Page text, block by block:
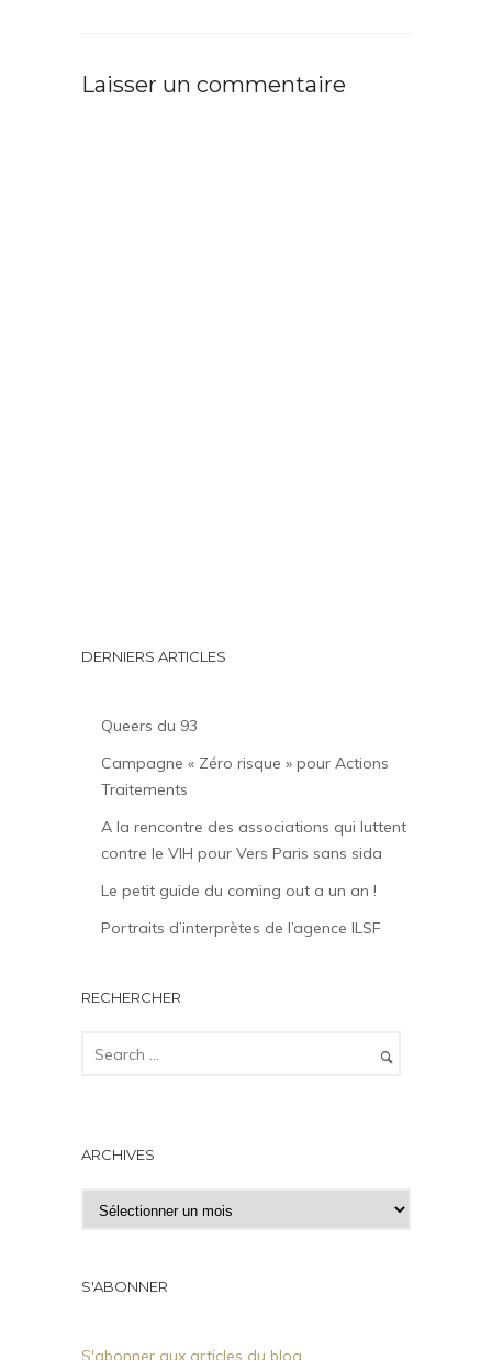
Laisser un commentaire
DERNIERS ARTICLES
Queers du 93
Campagne « Zéro risque » pour Actions
Traitements
A la rencontre des associations qui luttent
contre le VIH pour Vers Paris sans sida
Le petit guide du coming out a un an !
Portraits d’interprètes de l’agence ILSF
RECHERCHER
ARCHIVES
r
h
S'ABONNER
S'abonner aux articles du blog